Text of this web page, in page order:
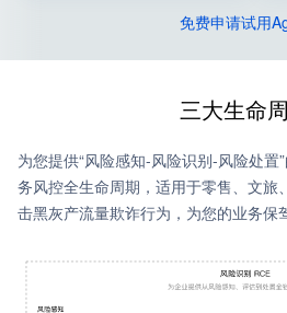
免费申请试用
三大生命
为您提供“风险感知-风险识别-风险处置
务风控全生命周期，适用于零售、文旅
击黑灰产流量欺诈行为，为您的业务保